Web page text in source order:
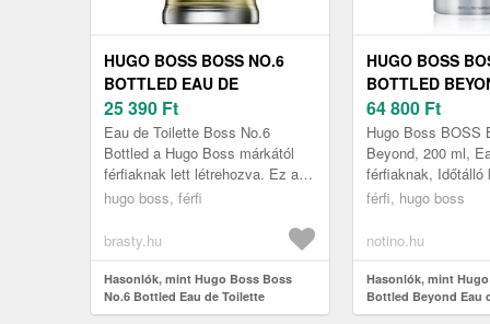
HUGO BOSS BOSS NO.6
BOTTLED EAU DE
TOILETTE FÉRFIAKNAK 200
ML
25 390 Ft
Eau de Toilette Boss No.6
Bottled a Hugo Boss márkától
férfiaknak lett létrehozva. Ez a
csomagolás az Ön által
...
hugo boss, férfi
brasty.hu
Hasonlók, mint Hugo Boss Boss
No.6 Bottled Eau de Toilette
férfiaknak 200 ml
HUGO BOSS
BOTTLED
TOILETTE
URAKNAK 200
64 800 Ft
Hugo Boss BOSS
Beyond, 200 ml,
férfiaknak, Időtálló
amely a férfias
férfi, hugo boss
notino.hu
Hasonlók, mint
Bottled Beyond Eau
utántöltő uraknak